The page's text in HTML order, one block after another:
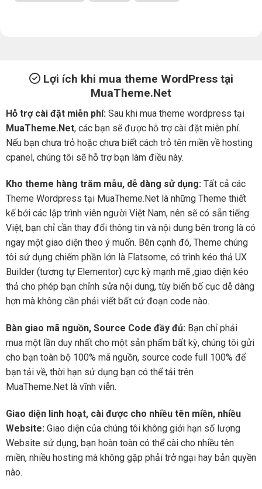
Lợi ích khi mua theme WordPress tại
MuaTheme.Net
Hỗ trợ cài đặt miễn phí: Sau khi mua theme wordpress tại
MuaTheme.Net, các bạn sẽ được hỗ trợ cài đặt miễn phí.
Nếu bạn chưa trỏ hoặc chưa biết cách trỏ tên miền về hosting
cpanel, chúng tôi sẽ hỗ trợ bạn làm điều này.
Kho theme hàng trăm mẫu, dễ dàng sử dụng: Tất cả các
Theme Wordpress tại MuaTheme.Net là những Theme thiết
kế bởi các lập trình viên người Việt Nam, nên sẽ có sẵn tiếng
Việt, bạn chỉ cần thay đổi thông tin và nội dung bên trong là có
ngay một giao diện theo ý muốn. Bên cạnh đó, Theme chúng
tôi sử dụng chiếm phần lớn là Flatsome, có trình kéo thả UX
Builder (tương tự Elementor) cực kỳ mạnh mẽ ,giao diện kéo
thả cho phép bạn chỉnh sửa nội dung, tùy biến bố cục dễ dàng
hơn mà không cần phải viết bất cứ đoạn code nào.
Bàn giao mã nguồn, Source Code đầy đủ: Bạn chỉ phải
mua một lần duy nhất cho một sản phẩm bất kỳ, chúng tôi gửi
cho bạn toàn bộ 100% mã nguồn, source code full 100% để
bạn tải về, thời hạn sử dụng bạn có thể tải trên
MuaTheme.Net là vĩnh viễn.
Giao diện linh hoạt, cài được cho nhiều tên miền, nhiều
Website: Giao diện của chúng tôi không giới hạn số lượng
Website sử dụng, bạn hoàn toàn có thể cài cho nhiều tên
miền, nhiều hosting mà không gặp phải trở ngại hay bản quyền
nào.